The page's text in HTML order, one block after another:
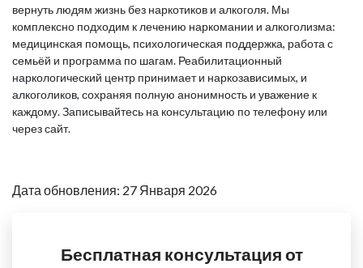
вернуть людям жизнь без наркотиков и алкоголя. Мы
комплексно подходим к лечению наркомании и алкоголизма:
медицинская помощь, психологическая поддержка, работа с
семьёй и программа по шагам. Реабилитационный
наркологический центр принимает и наркозависимых, и
алкоголиков, сохраняя полную анонимность и уважение к
каждому. Записывайтесь на консультацию по телефону или
через сайт.
Дата обновления: 27 Января 2026
Бесплатная консультация от